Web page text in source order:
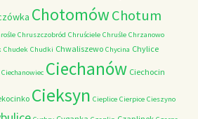
ChotomówChotum
Chruszczobród Chruściele Chruśle Chrzanowo
Chudek Chudki Chwaliszewo Chycina Chylice
Ciechanowiec Ciechanów Ciechocin
Cieksyn Cieplice Cierpice Cieszyno